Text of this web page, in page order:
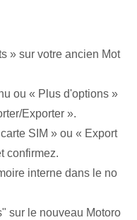
» sur votre ancien Mot
ou « Plus d'options »
Exporter ».
SIM » ou « Export
confirmez.
interne dans le no
sur le nouveau Motoro